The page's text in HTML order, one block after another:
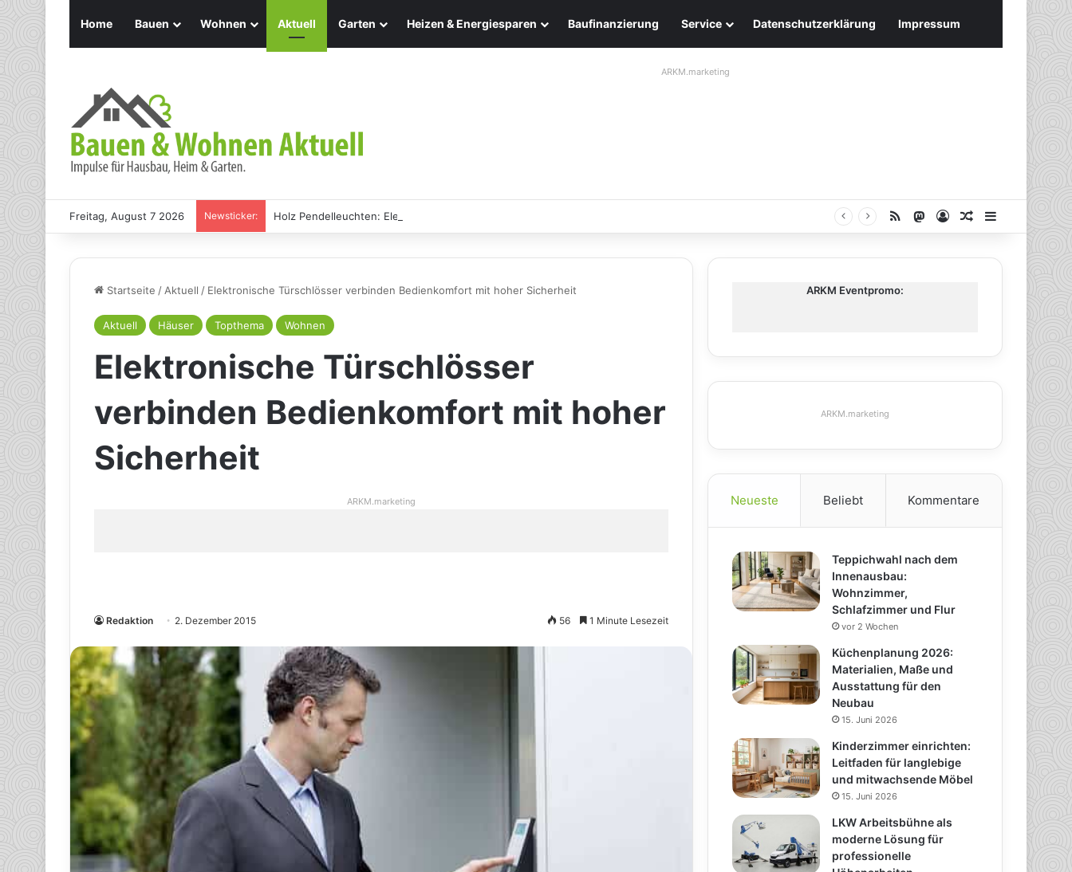
Home Bauen Wohnen Aktuell Garten Heizen & Energiesparen Baufinanzierung Service Datenschutzerklärung Impressum
ARKM.marketing
Freitag, August 7 2026 Newsticker: Holz Pendelleuchten: Eleganz und Nachhaltigkeit für Ihr Zuhause RSS Mastodon
AnmeldenZufälliger
Startseite /Aktuell / Elektronische Türschlösser verbinden Bedienkomfort mit hoher Sicherheit
Aktuell Häuser Topthema Wohnen
Elektronische Türschlösser
verbinden Bedienkomfort mit hoher
Sicherheit
ARKM.marketing
Redaktion 2. Dezember 2015 56 1 Minute Lesezeit
ARKM Eventpromo:
ARKM.marketing
Neueste Beliebt Kommentare
Teppichwahl nach dem
Innenausbau:
Wohnzimmer,
Schlafzimmer und Flur
vor 2 Wochen
Küchenplanung 2026:
Materialien, Maße und
Ausstattung für den
Neubau
15. Juni 2026
Kinderzimmer einrichten:
Leitfaden für langlebige
und mitwachsende Möbel
15. Juni 2026
LKW Arbeitsbühne als
moderne Lösung für
professionelle